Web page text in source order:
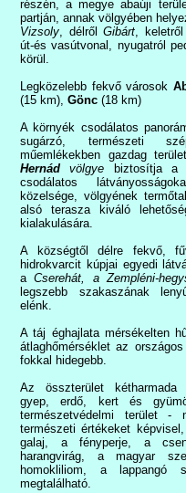
részén, a megye abaúji
partján, annak völgyében
Vizsoly, délrőlGibárt,
út-és vasútvonal, nyugatról
körül.
Legközelebb fekvő városok
(15 km), Gönc (18 km)
A környék csodálatos
sugárzó, természeti
műemlékekben gazdag
Hernád völgye biztosítja a
csodálatos
közelsége, völgyének
alsó terasza kiváló
kialakulására.
A községtől délre fekvő,
hidrokvarcit kúpjai egyedi
aCserehát, a Zempléni-
legszebb szakaszának
elénk.
A táj éghajlata mérsékelten
átlaghőmérséklet az
fokkal hidegebb.
Az összterület kétharmada
gyep, erdő, kert és
természetvédelmi terület -
természeti értékeket
galaj, a fényperje, a
harangvirág, a magyar
homokliliom, a
megtalálható.